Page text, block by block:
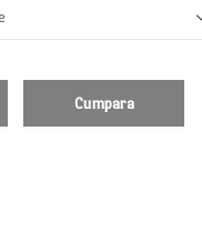
Cumpara